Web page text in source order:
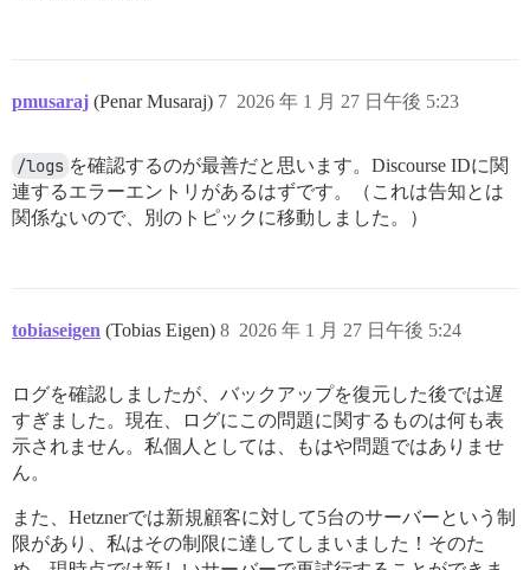
pmusaraj (Penar Musaraj) 2026 年 1 月 27 日午後 5:23
7
/logs を確認するのが最善だと思います。Discourse IDに関
連するエラーエントリがあるはずです。（これは告知とは
関係ないので、別のトピックに移動しました。）
tobiaseigen (Tobias Eigen) 2026 年 1 月 27 日午後 5:24
8
ログを確認しましたが、バックアップを復元した後では遅
すぎました。現在、ログにこの問題に関するものは何も表
示されません。私個人としては、もはや問題ではありませ
ん。
また、Hetznerでは新規顧客に対して5台のサーバーという制
限があり、私はその制限に達してしまいました！そのた